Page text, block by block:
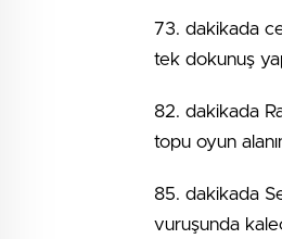
73. dakikada
tek dokunuş
82. dakikada
topu oyun
85. dakikada
vuruşunda